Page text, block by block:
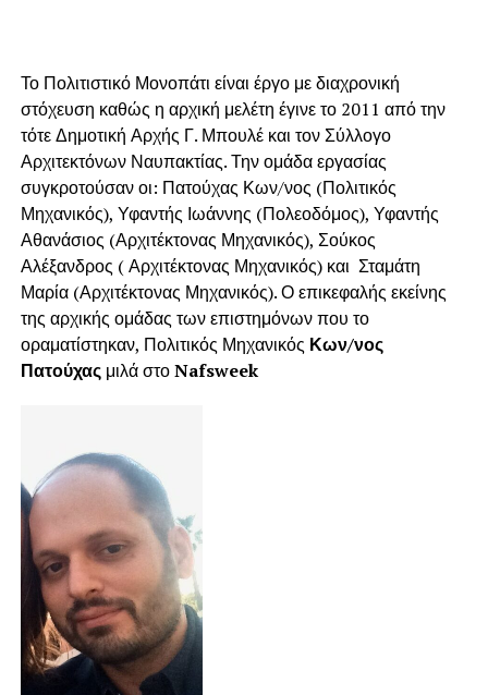
Το Πολιτιστικό Μονοπάτι είναι έργο με διαχρονική
στόχευση καθώς η αρχική μελέτη έγινε το 2011 από την
τότε Δημοτική Αρχής Γ. Μπουλέ και τον Σύλλογο
Αρχιτεκτόνων Ναυπακτίας. Την ομάδα εργασίας
συγκροτούσαν οι: Πατούχας Κων/νος (Πολιτικός
Μηχανικός), Υφαντής Ιωάννης (Πολεοδόμος), Υφαντής
Αθανάσιος (Αρχιτέκτονας Μηχανικός), Σούκος
Αλέξανδρος ( Αρχιτέκτονας Μηχανικός) και Σταμάτη
Μαρία (Αρχιτέκτονας Μηχανικός). Ο επικεφαλής εκείνης
της αρχικής ομάδας των επιστημόνων που το
οραματίστηκαν, Πολιτικός Μηχανικός Κων/νος
Πατούχαςμιλά στοNafsweek